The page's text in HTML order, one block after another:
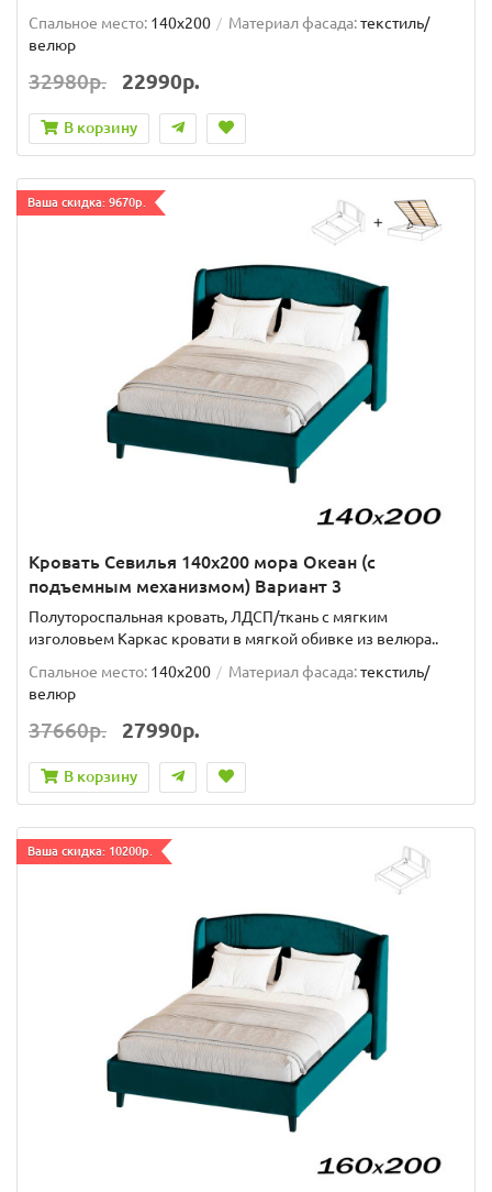
Спальное место: 140x200 Материал фасада:текстиль/
велюр
32980р. 22990р.
В корзину
Ваша скидка: 9670р.
Кровать Севилья 140х200 мора Океан (с
подъемным механизмом) Вариант 3
Полутороспальная кровать, ЛДСП/ткань с мягким
изголовьем Каркас кровати в мягкой обивке из велюра..
Спальное место: 140x200 Материал фасада:текстиль/
велюр
37660р. 27990р.
В корзину
Ваша скидка: 10200р.